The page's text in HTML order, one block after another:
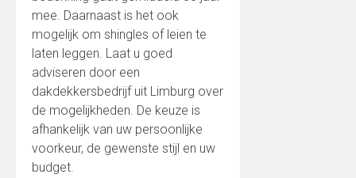
mee. Daarnaast is het ook
mogelijk om shingles of leien te
laten leggen. Laat u goed
adviseren door een
dakdekkersbedrijf uit Limburg over
de mogelijkheden. De keuze is
afhankelijk van uw persoonlijke
voorkeur, de gewenste stijl en uw
budget.